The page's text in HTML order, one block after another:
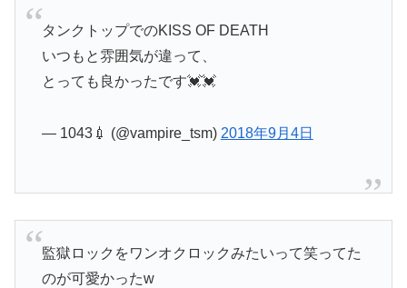
タンクトップでのKISS OF DEATH
いつもと雰囲気が違って、
とっても良かったです💓💓
— 1043💉 (@vampire_tsm) 2018年9月4日
監獄ロックをワンオクロックみたいって笑ってた
のが可愛かったw